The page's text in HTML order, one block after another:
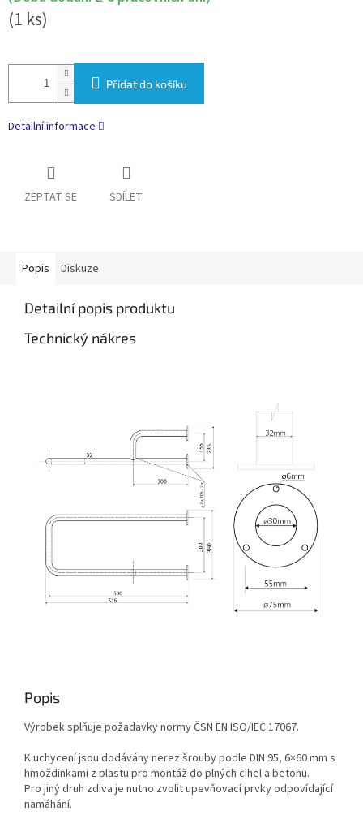
(1 ks)
Přidat do košíku
Detailní informace
ZEPTAT SE SDÍLET
Popis Diskuze
Detailní popis produktu
Technický nákres
Popis
Výrobek splňuje požadavky normy ČSN EN ISO/IEC 17067.
K uchycení jsou dodávány nerez šrouby podle DIN 95, 6×60 mm s
hmoždinkami z plastu pro montáž do plných cihel a betonu.
Pro jiný druh zdiva je nutno zvolit upevňovací prvky odpovídající
namáhání.